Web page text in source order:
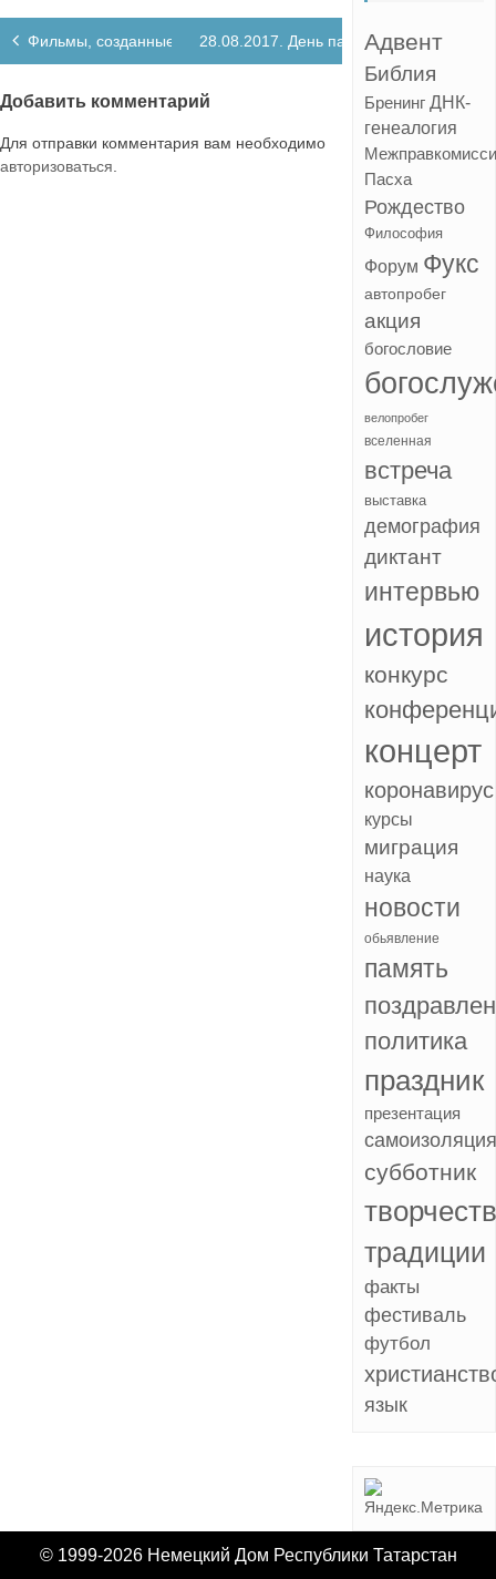
Навигация
по
записям
Фильмы, созданные в детском лингвистическом лагере
28.08.2017. День памяти российских
Добавить комментарий
Для отправки комментария вам необходимо
авторизоваться.
Адвент
Библия
Бренинг ДНК-
генеалогия
Пасха
Рождество
Философия
Форум Фукс
автопробег
акция
богословие
велопробег
вселенная
встреча
выставка
демография
диктант
интервью
история
конкурс
концерт
коронавирус
курсы
миграция
наука
новости
обьявление
память
политика
праздник
презентация
субботник
традиции
факты
фестиваль
футбол
язык
© 1999-2026 Немецкий Дом Республики Татарстан